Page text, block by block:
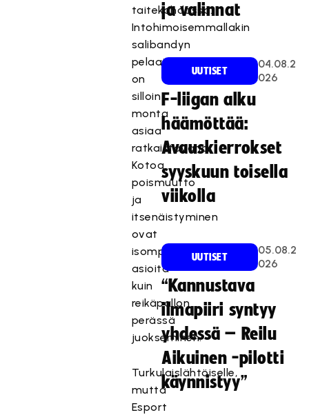
taitekohdassa.
Intohimoisemmallakin
salibandyn
pelaajalla
on
silloin
monta
asiaa
ratkaistavana.
Kotoa
poismuutto
ja
itsenäistyminen
ovat
isompia
asioita
kuin
reikäpallon
perässä
juokseminen.
Turkulaislähtöiselle,
mutta
Esport
ja valinnat
UUTISET
04.08.2
026
F-liigan alku
häämöttää:
Avauskierrokset
syyskuun toisella
viikolla
UUTISET
05.08.2
026
“Kannustava
ilmapiiri syntyy
yhdessä – Reilu
Aikuinen -pilotti
käynnistyy”